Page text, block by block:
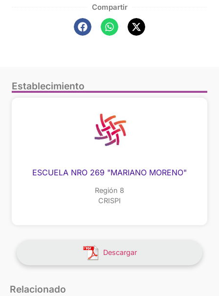
Compartir
Establecimiento
ESCUELA NRO 269 "MARIANO MORENO"
Región 8
CRISPI
Descargar
Relacionado